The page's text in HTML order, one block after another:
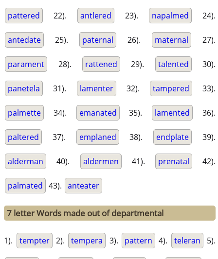
pattered 22). antlered 23). napalmed 24).
antedate 25). paternal 26). maternal 27).
parament 28). rattened 29). talented 30).
panetela 31). lamenter 32). tampered 33).
palmette 34). emanated 35). lamented 36).
paltered 37). emplaned 38). endplate 39).
alderman 40). aldermen 41). prenatal 42).
palmated 43). anteater
7 letter Words made out of departmental
1). tempter 2). tempera 3). pattern 4). teleran 5).